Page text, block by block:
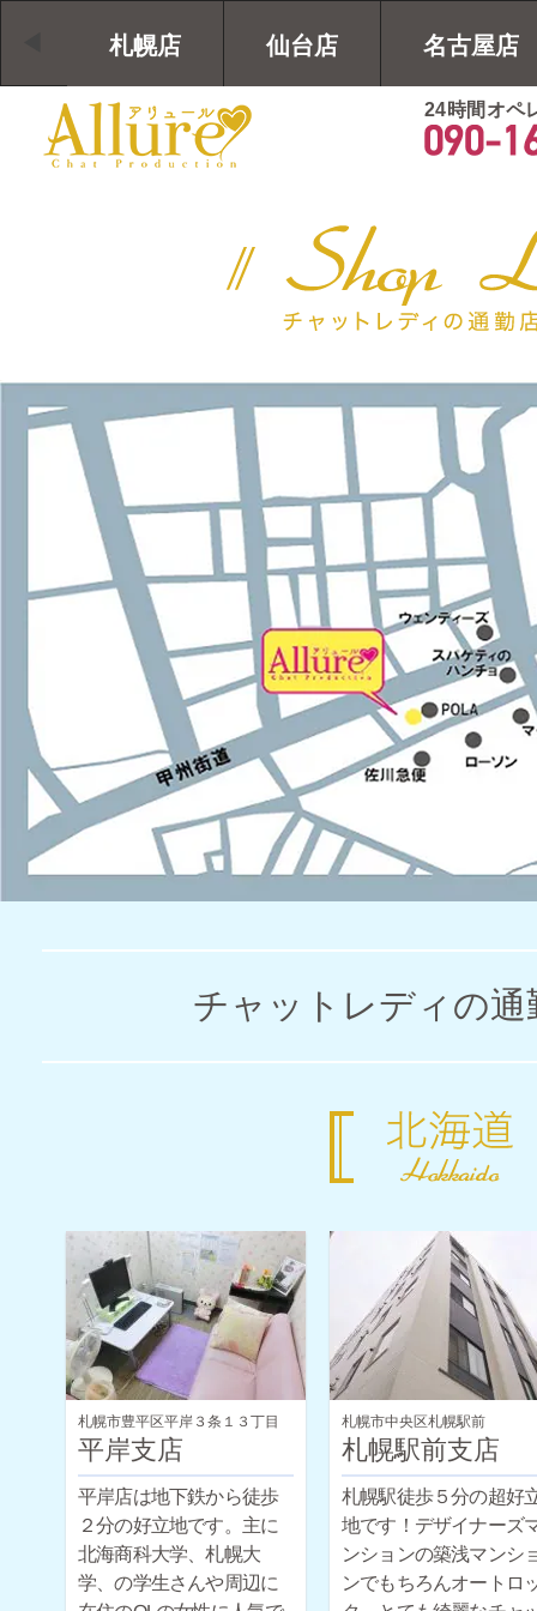
札幌店 仙台店 名古屋店
24時間オペ
チャットレディの通
札幌市豊平区平岸３条１３丁目
平岸支店
平岸店は地下鉄から徒歩
２分の好立地です。主に
北海商科大学、札幌大
学、の学生さんや周辺に
札幌市中央区札幌駅前
札幌駅前支店
札幌駅徒歩５分の超好
地です！デザイナーズ
ンションの築浅マンシ
ンでもちろんオートロ